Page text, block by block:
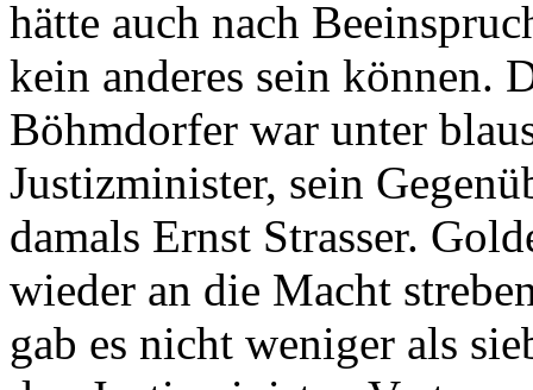
hätte auch nach
kein anderes sein können.
Böhmdorfer war unter
Justizminister, sein
damals Ernst Strasser.
wieder an die Macht
gab es nicht weniger als